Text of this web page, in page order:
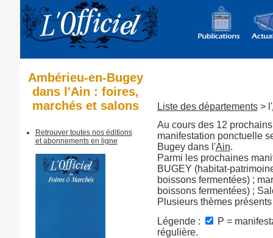
Ambérieu-en-Bugey
dans l'Ain : foires,
marchés et salons
Retrouver toutes nos éditions
et abonnements en ligne
Liste des départements> l'
Au cours des 12
manifestation ponctuelle
Bugey dans l'Ain.
Parmi les prochaines
BUGEY (habitat-
boissons fermentées) ;
boissons fermentées) ;
Plusieurs thèmes
Légende :
P =
régulière.